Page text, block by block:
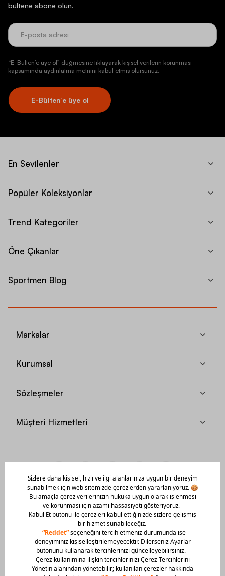
bültene abone olun.
“E-Bülten’e üye ol” düğmesine tıklayarak kişisel verilerin korunması
kapsamında aydınlatma metnini kabul etmiş olursunuz.
E-Bülten’e üye ol
En Sevilenler
Popüler Koleksiyonlar
Trend Kategoriler
Öne Çıkanlar
Sportmen Blog
Markalar
Kurumsal
Sözleşmeler
Müşteri Hizmetleri
Mobil Uygulamamızı Hemen İndir!